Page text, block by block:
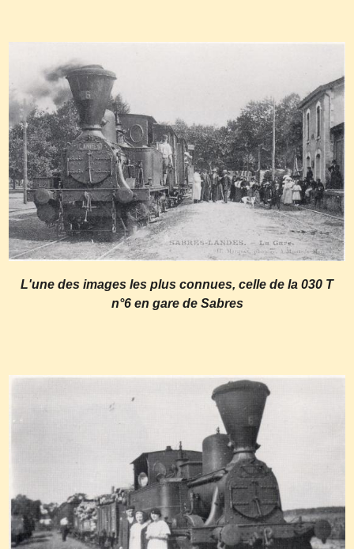
L'une des images les plus connues, celle de la 030 T
n°6 en gare de Sabres